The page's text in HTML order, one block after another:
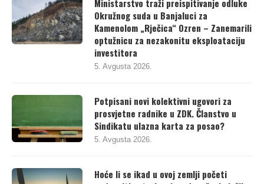
Ministarstvo traži preispitivanje odluke
Okružnog suda u Banjaluci za
Kamenolom „Rječica“ Ozren – Zanemarili
optužnicu za nezakonitu eksploataciju
investitora
5. Avgusta 2026.
Potpisani novi kolektivni ugovori za
prosvjetne radnike u ZDK. Članstvo u
Sindikatu ulazna karta za posao?
5. Avgusta 2026.
Hoće li se ikad u ovoj zemlji početi